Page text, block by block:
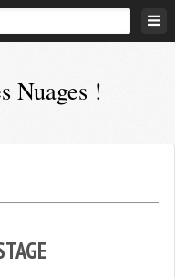
Nuages !